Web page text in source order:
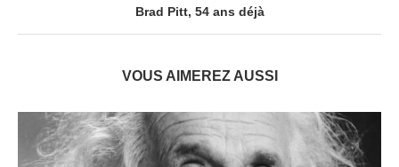
Brad Pitt, 54 ans déjà
VOUS AIMEREZ AUSSI